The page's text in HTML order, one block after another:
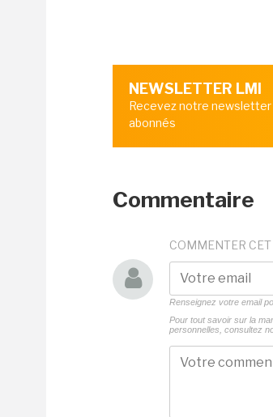
NEWSLETTER LMI
Recevez notre
abonnés
Commentaire
COMMENTER
Renseignez votre email
Pour tout savoir sur la
personnelles, consultez